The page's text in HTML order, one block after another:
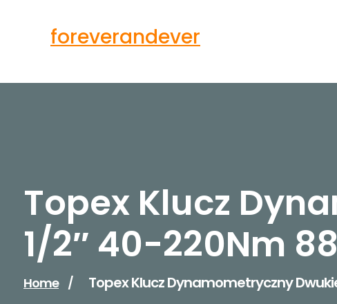
foreverandever
Topex Klucz
1/2″ 40-220Nm
Home / Topex Klucz Dynamometryczny